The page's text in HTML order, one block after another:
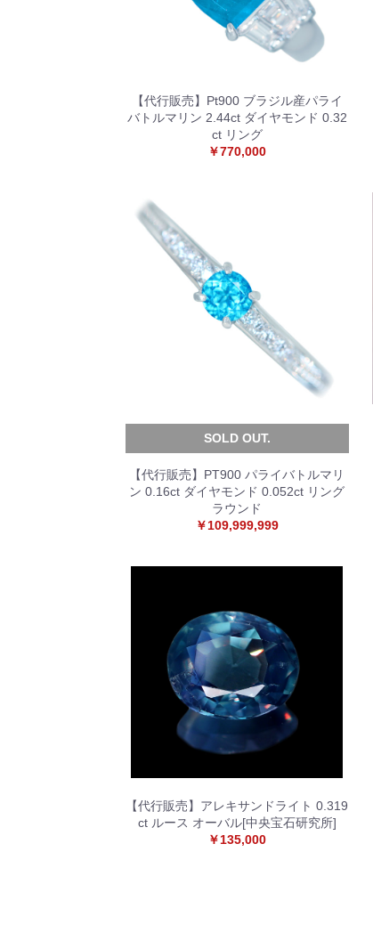
【代行販売】Pt900 ブラジル産パライ
バトルマリン 2.44ct ダイヤモンド 0.32
ct リング
￥770,000
SOLD OUT.
【代行販売】PT900 パライバトルマリ
ン 0.16ct ダイヤモンド 0.052ct リング
ラウンド
￥109,999,999
【代行販売】アレキサンドライト 0.319
ct ルース オーバル[中央宝石研究所]
￥135,000